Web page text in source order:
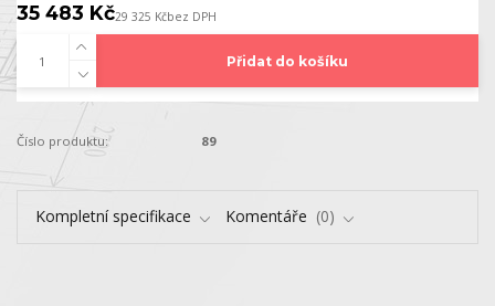
35 483 Kč29 325 Kčbez DPH
Přidat do košíku
Číslo produktu: 89
Kompletní specifikace Komentáře 0